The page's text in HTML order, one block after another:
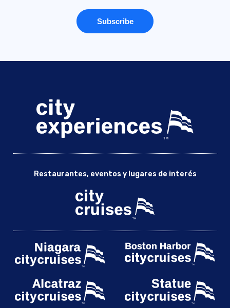
Restaurantes, eventos y lugares de interés